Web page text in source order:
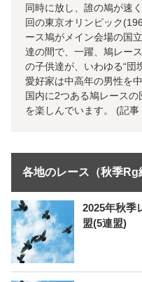
同時に放し、誰の鳩が速
回の東京オリンピック
ース鳩がメイン会場の国
達の間で、一躍、鳩レー
の子供達が、いわゆる“団
愛好家は中高年の男性を
国内に2つある鳩レース
を楽しんでいます。 (記事
各地のレース（秋季Rg
2025年秋季
盟(5連盟)